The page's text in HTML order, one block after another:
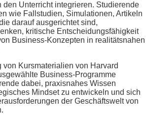
den Unterricht integrieren. Studierende
wie Fallstudien, Simulationen, Artikeln
darauf ausgerichtet sind,
kritische Entscheidungsfähigkeit
Business-Konzepten in realitätsnahen
von Kursmaterialien von Harvard
Business-Programme
dabei, praxisnahes Wissen
Mindset zu entwickeln und sich
der Geschäftswelt von